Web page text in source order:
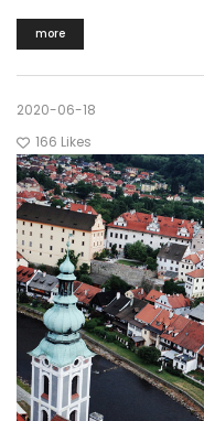
more
2020-06-18
166 Likes